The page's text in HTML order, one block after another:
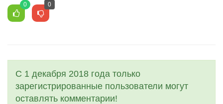
0 0
С 1 декабря 2018 года только
зарегистрированные пользователи могут
оставлять комментарии!